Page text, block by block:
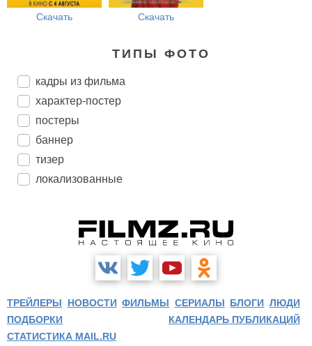
Скачать Скачать
ТИПЫ ФОТО
кадры из фильма
характер-постер
постеры
баннер
тизер
локализованные
ТРЕЙЛЕРЫ НОВОСТИ ФИЛЬМЫ СЕРИАЛЫ БЛОГИ ЛЮДИ
ПОДБОРКИ
КАЛЕНДАРЬ ПУБЛИКАЦИЙ
СТАТИСТИКА MAIL.RU